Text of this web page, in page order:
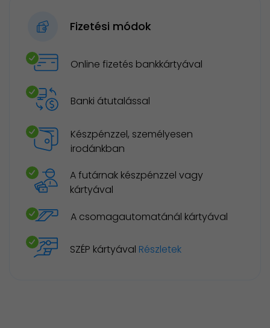
Fizetési módok
Online fizetés bankkártyával
Banki átutalással
Készpénzzel, személyesen
irodánkban
A futárnak készpénzzel vagy
kártyával
A csomagautomatánál kártyával
SZÉP kártyával Részletek